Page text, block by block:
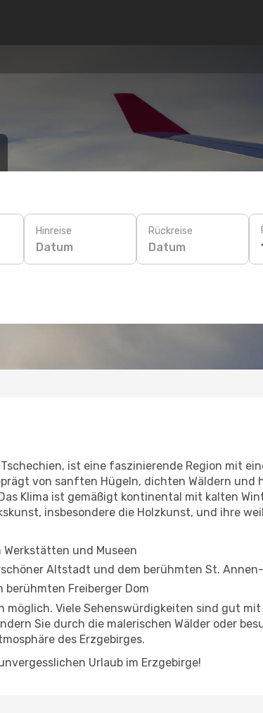
Hinreise
Datum
Rückreise
Datum
ist eine faszinierende Region mit
von sanften Hügeln, dichten Wäldern und
Klima ist gemäßigt kontinental mit kalten
insbesondere die Holzkunst, und ihre
und Museen
Altstadt und dem berühmten St.
Freiberger Dom
möglich. Viele Sehenswürdigkeiten sind gut
Sie durch die malerischen Wälder oder
des Erzgebirges.
Urlaub im Erzgebirge!